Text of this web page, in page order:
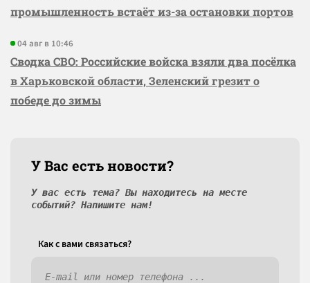
промышленность встаёт из-за остановки портов
04 авг в 10:46
Сводка СВО: Российские войска взяли два посёлка
в Харьковской области, Зеленский грезит о
победе до зимы
У Вас есть новости?
У вас есть тема? Вы находитесь на месте
событий? Напишите нам!
Как c вами связаться?